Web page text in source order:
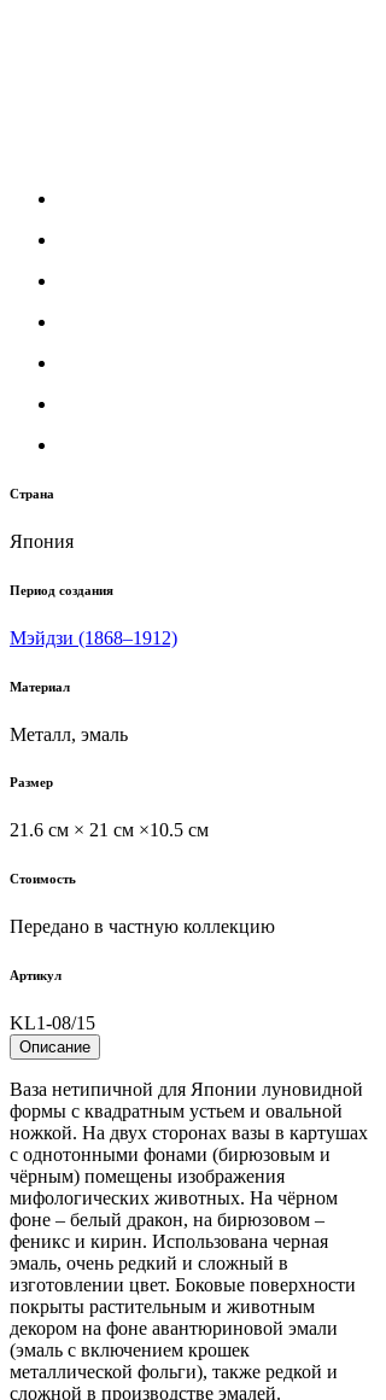
Страна
Япония
Период создания
Мэйдзи (1868–1912)
Материал
Металл, эмаль
Размер
21.6 см × 21 см ×10.5 см
Стоимость
Передано в частную коллекцию
Артикул
KL1-08/15
Описание
Ваза нетипичной для Японии луновидной
формы с квадратным устьем и овальной
ножкой. На двух сторонах вазы в картушах
с однотонными фонами (бирюзовым и
чёрным) помещены изображения
мифологических животных. На чёрном
фоне – белый дракон, на бирюзовом –
феникс и кирин. Использована черная
эмаль, очень редкий и сложный в
изготовлении цвет. Боковые поверхности
покрыты растительным и животным
декором на фоне авантюриновой эмали
(эмаль с включением крошек
металлической фольги), также редкой и
сложной в производстве эмалей.